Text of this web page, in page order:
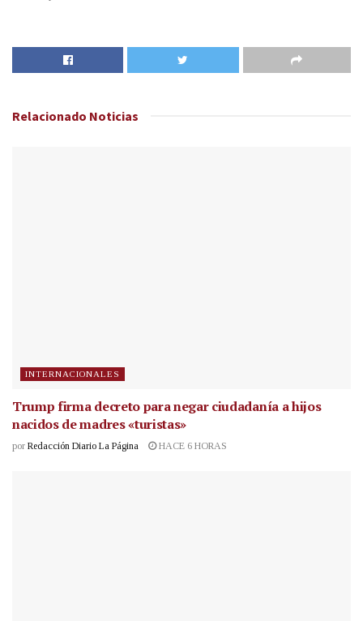
Relacionado Noticias
INTERNACIONALES
Trump firma decreto para negar ciudadanía a hijos
nacidos de madres «turistas»
por Redacción Diario La Página HACE 6 HORAS